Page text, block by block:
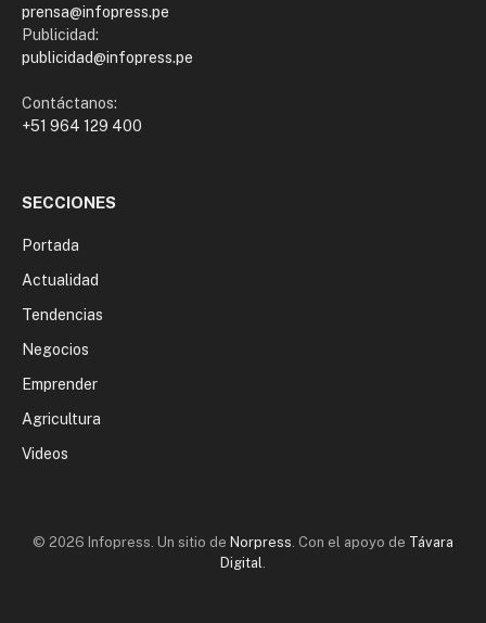
prensa@infopress.pe
Publicidad:
publicidad@infopress.pe
Contáctanos:
+51 964 129 400
SECCIONES
Portada
Actualidad
Tendencias
Negocios
Emprender
Agricultura
Videos
© 2026 Infopress. Un sitio de Norpress. Con el apoyo de Távara
Digital.